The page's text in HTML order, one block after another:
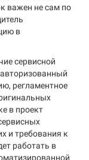
важен не сам по
в
сервисной
регламентное
в проект
и требования к
работать в